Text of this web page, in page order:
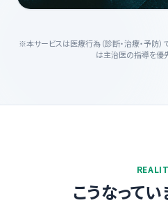
※本サービスは医療行為（診断・治療・予防
は主治医の指導を優
こうなって